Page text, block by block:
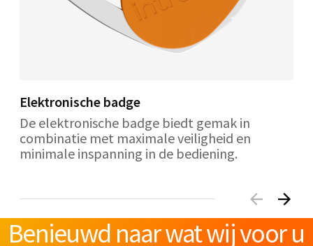
Elektronische badge
De elektronische badge biedt gemak in
combinatie met maximale veiligheid en
minimale inspanning in de bediening.
Benieuwd naar wat wij voor u